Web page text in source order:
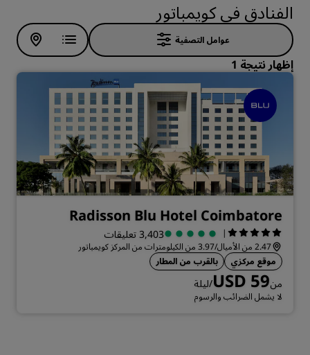
الفنادق في كويمباتور
عوامل التصفية
إظهار نتيجة 1
Radisson Blu Hotel Coimbatore
| 3,403 تعليقات
2.47 من الأميال/3.97 من الكيلومترات من المركز كويمباتور
موقع مركزي
بالقرب من المطار
منUSD 59/ليلة
لا يشمل الضرائب والرسوم